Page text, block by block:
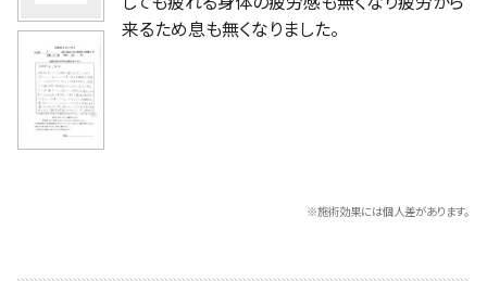
来るため息も無くなりました。
※施術効果には個人差があります。